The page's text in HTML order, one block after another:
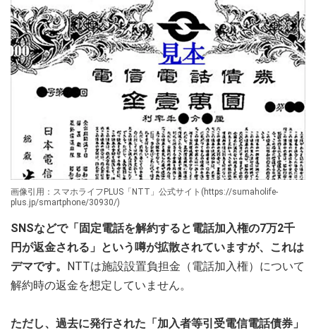
画像引用：スマホライフPLUS「NTT」公式サイト(https://sumaholife-
plus.jp/smartphone/30930/)
SNSなどで「固定電話を解約すると電話加入権の7万2千
円が返金される」という噂が拡散されていますが、これは
デマです。 NTTは施設設置負担金（電話加入権）について
解約時の返金を想定していません。
ただし、過去に発行された「加入者等引受電信電話債券」